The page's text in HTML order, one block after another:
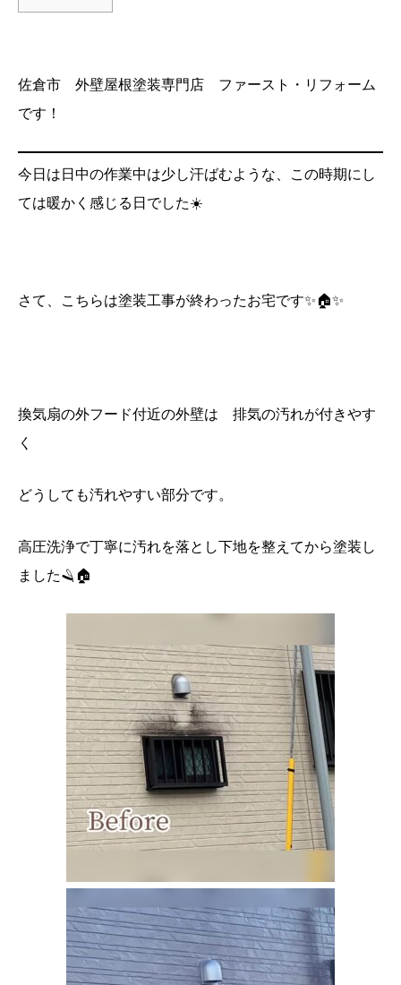
佐倉市 外壁屋根塗装専門店 ファースト・リフォーム
です！
今日は日中の作業中は少し汗ばむような、この時期にし
ては暖かく感じる日でした☀️
さて、こちらは塗装工事が終わったお宅です✨🏠✨
換気扇の外フード付近の外壁は 排気の汚れが付きやす
く
どうしても汚れやすい部分です。
高圧洗浄で丁寧に汚れを落とし下地を整えてから塗装し
ました🪒🏠